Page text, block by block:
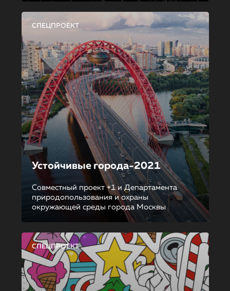
СПЕЦПРОЕКТ
Устойчивые города-2021
Совместный проект +1 и Департамента
природопользования и охраны
окружающей среды города Москвы
СПЕЦПРОЕКТ